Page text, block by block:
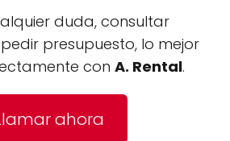
duda, consultar
presupuesto, lo mejor
con A. Rental.
ahora